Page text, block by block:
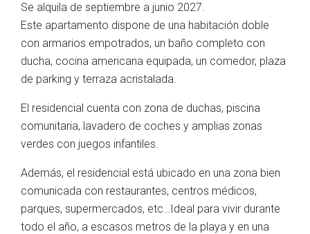
Se alquila de septiembre a junio 2027.
Este apartamento dispone de una habitación doble
con armarios empotrados, un baño completo con
ducha, cocina americana equipada, un comedor, plaza
de parking y terraza acristalada.
El residencial cuenta con zona de duchas, piscina
comunitaria, lavadero de coches y amplias zonas
verdes con juegos infantiles.
Además, el residencial está ubicado en una zona bien
comunicada con restaurantes, centros médicos,
parques, supermercados, etc…Ideal para vivir durante
todo el año, a escasos metros de la playa y en una